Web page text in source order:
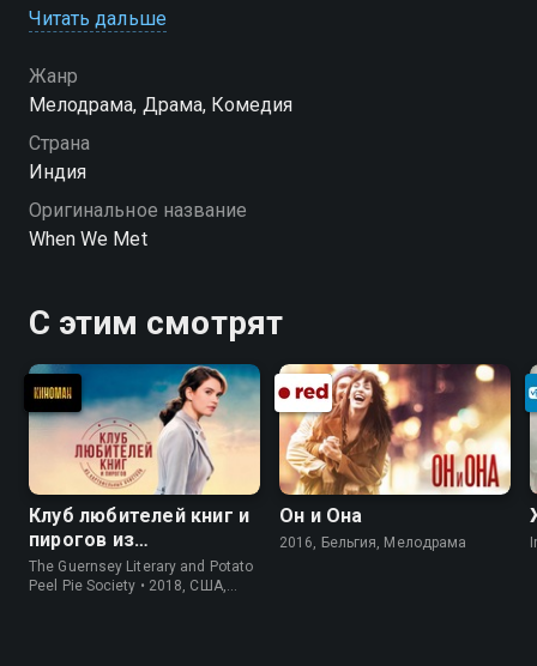
обратно, но сама опаздывает на поезд. Так они оба
денег…
Читать дальше
Жанр
Мелодрама, Драма, Комедия
Страна
Индия
Оригинальное название
When We Met
С этим смотрят
Клуб любителей книг и
пирогов из
картофельных
очистков
The Guernsey Literary and Potato
Peel Pie Society • 2018, США,
Он и Она
2016, Бельгия, Мелодрама